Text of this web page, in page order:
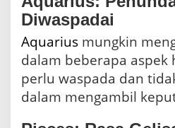
Diwaspadai
Aquarius mungkin
dalam beberapa aspek
perlu waspada dan
dalam mengambil